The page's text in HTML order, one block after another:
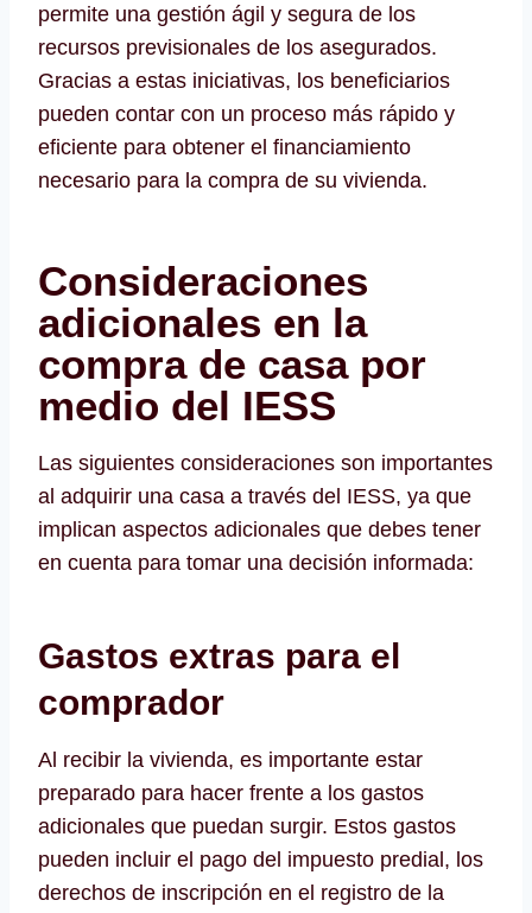
permite una gestión ágil y segura de los
recursos previsionales de los asegurados.
Gracias a estas iniciativas, los beneficiarios
pueden contar con un proceso más rápido y
eficiente para obtener el financiamiento
necesario para la compra de su vivienda.
Consideraciones
adicionales en la
compra de casa por
medio del IESS
Las siguientes consideraciones son importantes
al adquirir una casa a través del IESS, ya que
implican aspectos adicionales que debes tener
en cuenta para tomar una decisión informada:
Gastos extras para el
comprador
Al recibir la vivienda, es importante estar
preparado para hacer frente a los gastos
adicionales que puedan surgir. Estos gastos
pueden incluir el pago del impuesto predial, los
derechos de inscripción en el registro de la